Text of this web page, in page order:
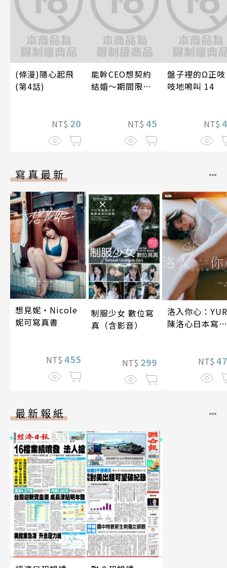
(條漫)隨心起飛
(第4話)
NT$ 20
能幹CEO想契約
結婚～期間限定
NT$ 45
盤子裡的Ω正吱
吱地鳴叫 14
NT$
寫真最新
想見妮‧Nicole
妮可寫真書
NT$ 455
制服少女 數位寫
真（含影音）
NT$ 299
洛入你心：
陳洛心日本寫真
NT$
最新報紙